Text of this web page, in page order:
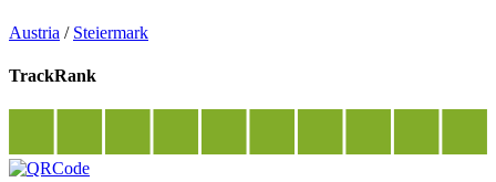
Austria / Steiermark
TrackRank